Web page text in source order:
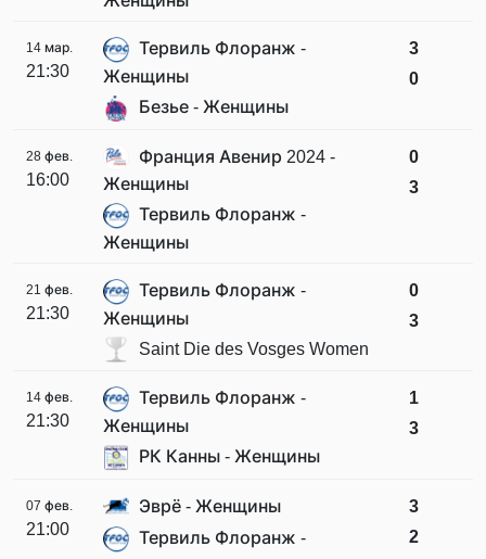
14 мар.
21:30
Тервиль Флоранж -
Женщины
Безье - Женщины
3
0
28 фев.
16:00
Франция Авенир 2024 -
Женщины
Тервиль Флоранж -
Женщины
0
3
21 фев.
21:30
Тервиль Флоранж -
Женщины
Saint Die des Vosges Women
0
3
14 фев.
21:30
Тервиль Флоранж -
Женщины
РК Канны - Женщины
1
3
07 фев.
21:00
Эврё - Женщины
Тервиль Флоранж -
3
2